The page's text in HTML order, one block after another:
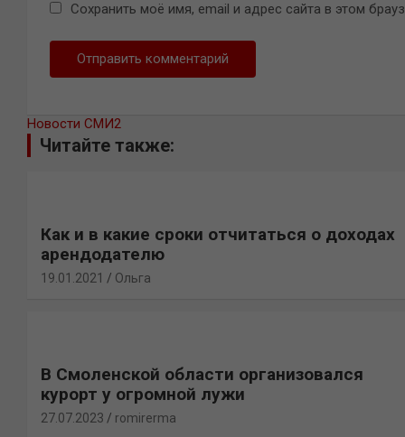
Сохранить моё имя, email и адрес сайта в этом
Новости СМИ2
Читайте также:
Как и в какие сроки отчитаться о доходах
арендодателю
19.01.2021 Ольга
В Смоленской области организовался
курорт у огромной лужи
27.07.2023 romirerma